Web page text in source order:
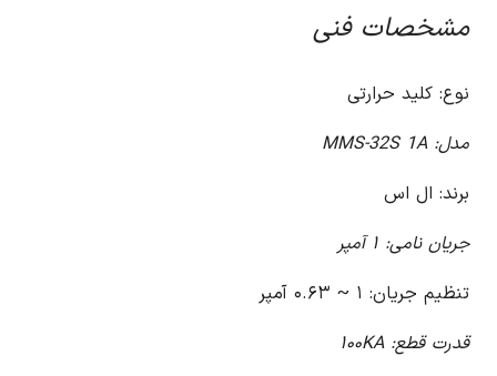
مشخصات فنی
نوع: کلید حرارتی
مدل: MMS-32S 1A
برند: ال اس
جریان نامی: ۱ آمپر
تنظیم جریان: ۱ ~ ۰.۶۳ آمپر
قدرت قطع: ۱۰۰KA